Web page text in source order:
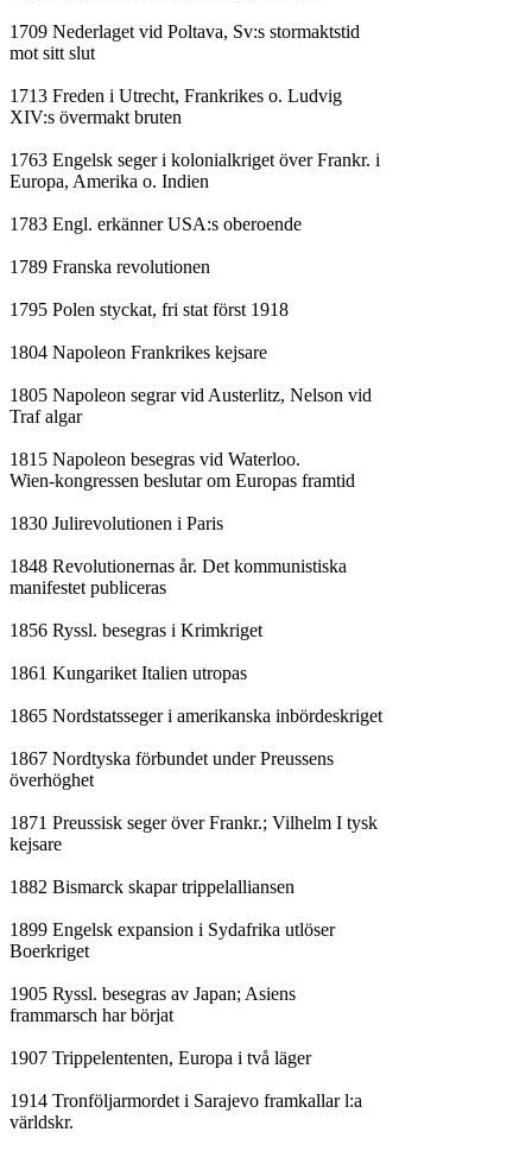
1709 Nederlaget vid Poltava, Sv:s stormaktstid
mot sitt slut
1713 Freden i Utrecht, Frankrikes o. Ludvig
XIV:s övermakt bruten
1763 Engelsk seger i kolonialkriget över Frankr. i
Europa, Amerika o. Indien
1783 Engl. erkänner USA:s oberoende
1789 Franska revolutionen
1795 Polen styckat, fri stat först 1918
1804 Napoleon Frankrikes kejsare
1805 Napoleon segrar vid Austerlitz, Nelson vid
Traf algar
1815 Napoleon besegras vid Waterloo.
Wien-kongressen beslutar om Europas framtid
1830 Julirevolutionen i Paris
1848 Revolutionernas år. Det kommunistiska
manifestet publiceras
1856 Ryssl. besegras i Krimkriget
1861 Kungariket Italien utropas
1865 Nordstatsseger i amerikanska inbördeskriget
1867 Nordtyska förbundet under Preussens
överhöghet
1871 Preussisk seger över Frankr.; Vilhelm I tysk
kejsare
1882 Bismarck skapar trippelalliansen
1899 Engelsk expansion i Sydafrika utlöser
Boerkriget
1905 Ryssl. besegras av Japan; Asiens
frammarsch har börjat
1907 Trippelententen, Europa i två läger
1914 Tronföljarmordet i Sarajevo framkallar l:a
världskr.